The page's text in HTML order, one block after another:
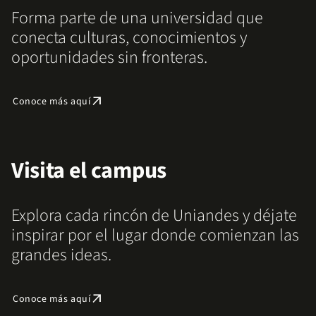
Forma parte de una universidad que
conecta culturas, conocimientos y
oportunidades sin fronteras.
Conoce más aquíarrow_outward
Visita el campus
Explora cada rincón de Uniandes y déjate
inspirar por el lugar donde comienzan las
grandes ideas.
Conoce más aquíarrow_outward